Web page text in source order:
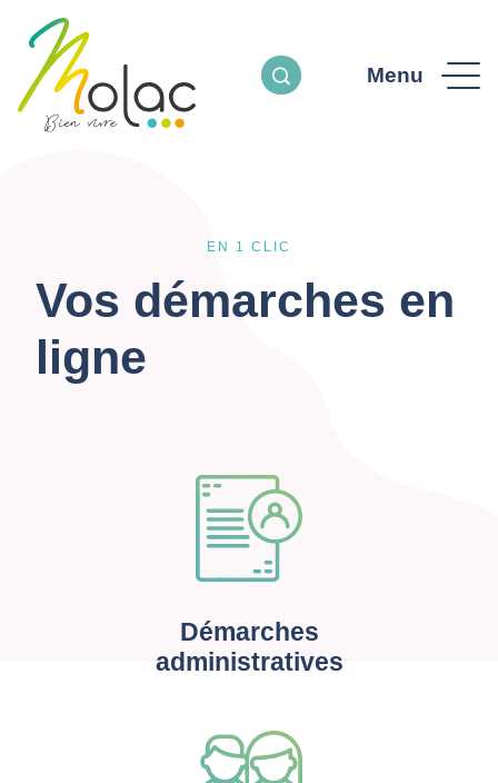
Menu
EN 1 CLIC
Vos démarches en
ligne
Démarches
administratives